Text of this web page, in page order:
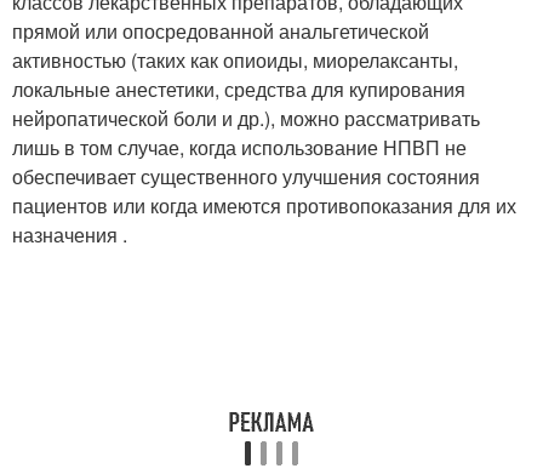
прямой или опосредованной анальгетической
активностью (таких как опиоиды, миорелаксанты,
локальные анестетики, средства для купирования
нейропатической боли и др.), можно рассматривать
лишь в том случае, когда использование НПВП не
обеспечивает существенного улучшения состояния
пациентов или когда имеются противопоказания для их
назначения .